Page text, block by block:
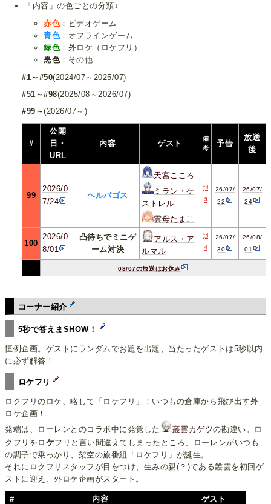
「内容」の色ごとの分類↓
赤色：ビデオゲーム
青色：オフラインゲーム
緑色：外ロケ（ロケフリ）
黒色：その他
#1～#50(2024/07～2025/07)
#51～#98(2025/08～2026/07)
#99～(2026/07～)
#
公開
日・
URL
内容 ゲスト
備
考
予告
放送
後
99
2026/0
7/24
ヘルパゴス
天宮こころ
ミラン・ケ
ストレル
雲母たまこ
*4
3
26/07/
22
26/07/
24
100
2026/0
8/01
凸待ちでミニゲ
ーム対決
アルス・ア
ルマル
*4
4
26/07/
30
26/08/
01
08/07の放送はお休み
コーナー紹介
5秒で答えまSHOW！
恒例企画。ゲストにランダムでお題を出題、当たったゲストは5秒以内
に必ず解答！
ロケフリ
ロクフリのロケ、略して「ロケフリ」！いつもの倉庫から飛び出す外
ロケ企画！
発端は、ローレンとのコラボ中に発覚した
叢雲カゲツの勘違い。ロ
クフリをロ ケフリと言い間違えてしまったところ、ローレンがいつも
の調子で乗っかり、架空の旅番組「ロケフリ」が誕生。
それにロクフリスタッフが目をつけ、生みの親(？)である叢雲を初回ゲ
ストに迎え、外ロケ企画がスタート。
# 内容
ゲスト